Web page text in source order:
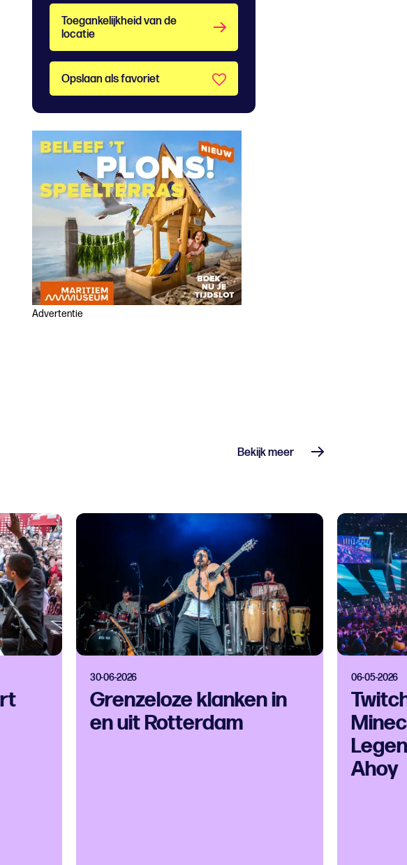
Toegankelijkheid van de
locatie
Opslaan als favoriet
Advertentie
Bekijk meer
30-06-2026
Grenzeloze klanken in
en uit Rotterdam
06-05-2026
Ahoy